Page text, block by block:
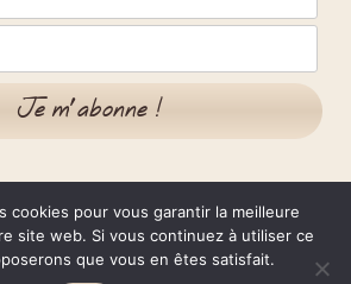
Légales Confidentialité
cookies pour vous garantir la meilleure
site web. Si vous continuez à utiliser ce
que vous en êtes satisfait.